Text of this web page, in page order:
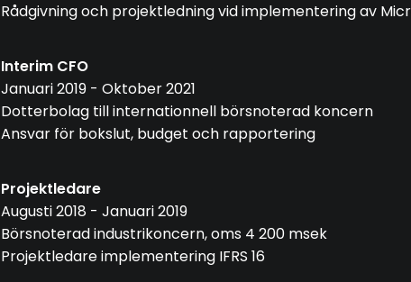
Rådgivning och projektledning vid implementering av
Interim CFO
Januari 2019 - Oktober 2021
Dotterbolag till internationnell börsnoterad koncern
Ansvar för bokslut, budget och rapportering
Projektledare
Augusti 2018 - Januari 2019
Börsnoterad industrikoncern, oms 4 200 msek
Projektledare implementering IFRS 16